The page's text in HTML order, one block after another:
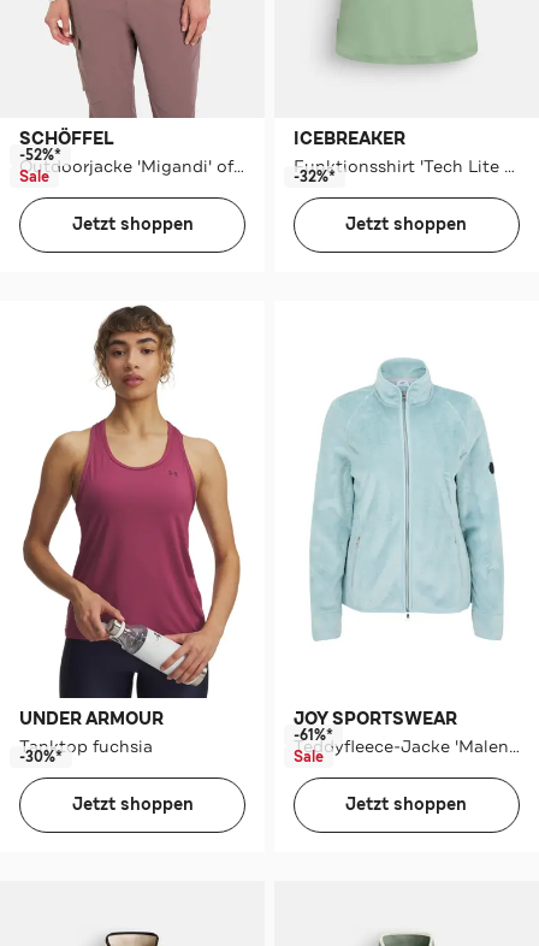
SCHÖFFEL
Outdoorjacke 'Migandi' offwhite
-52%*
Sale
Jetzt shoppen
ICEBREAKER
Funktionsshirt 'Tech Lite 150' hellgrün
-32%*
Jetzt shoppen
UNDER ARMOUR
Tanktop fuchsia
-30%*
Jetzt shoppen
JOY SPORTSWEAR
Teddyfleece-Jacke 'Malena' aqua
-61%*
Sale
Jetzt shoppen